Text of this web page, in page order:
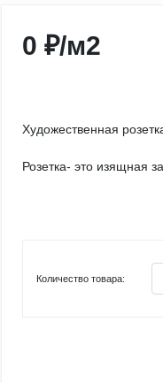
0 ₽/м2
Художественная
Розетка- это изящная
Количество товара: